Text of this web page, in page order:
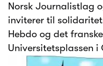
Norsk Journalistlag
inviterer til
Hebdo og det
Universitetsplassen i